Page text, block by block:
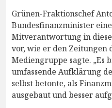
Grünen-Fraktionschef
Bundesfinanzminister
Mitverantwortung in
vor, wie er den Zeitungen
Mediengruppe sagte. „Es
umfassende Aufklärung
selbst betonte, als
ausgebaut und besser